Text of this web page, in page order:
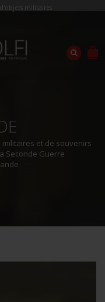
militaires
militaires et de souvenirs
Seconde Guerre